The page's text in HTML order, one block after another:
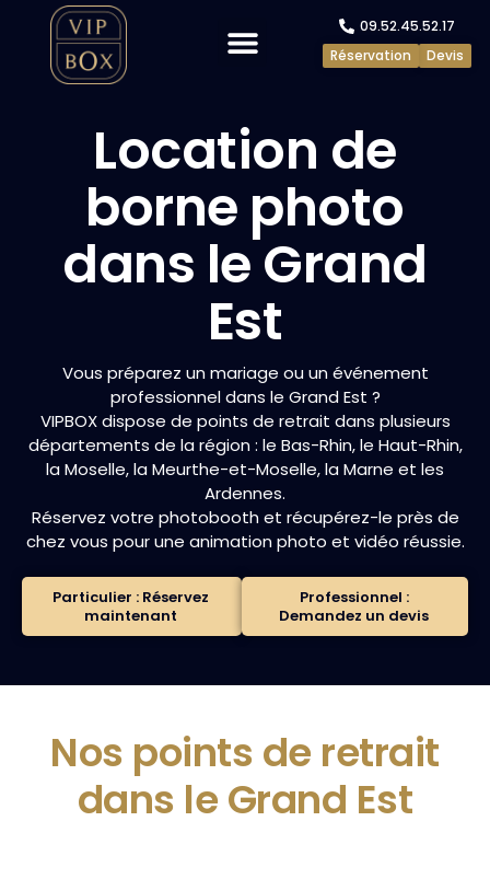
09.52.45.52.17
Devis
Réservation
Location de
borne photo
dans le Grand
Est
Vous préparez un mariage ou un événement
professionnel dans le Grand Est ?
VIPBOX dispose de points de retrait dans plusieurs
départements de la région : le Bas-Rhin, le Haut-Rhin,
la Moselle, la Meurthe-et-Moselle, la Marne et les
Ardennes.
Réservez votre photobooth et récupérez-le près de
chez vous pour une animation photo et vidéo réussie.
Particulier : Réservez
maintenant
Professionnel :
Demandez un devis
Nos points de retrait
dans le Grand Est